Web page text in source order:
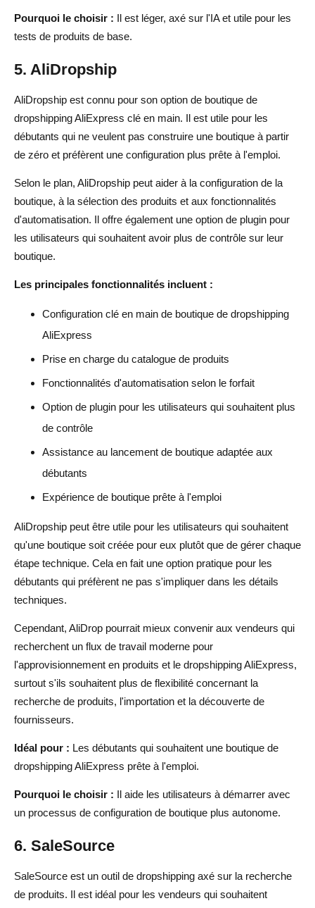
Pourquoi le choisir : Il est léger, axé sur l'IA et utile pour les
tests de produits de base.
5. AliDropship
AliDropship est connu pour son option de boutique de
dropshipping AliExpress clé en main. Il est utile pour les
débutants qui ne veulent pas construire une boutique à partir
de zéro et préfèrent une configuration plus prête à l'emploi.
Selon le plan, AliDropship peut aider à la configuration de la
boutique, à la sélection des produits et aux fonctionnalités
d'automatisation. Il offre également une option de plugin pour
les utilisateurs qui souhaitent avoir plus de contrôle sur leur
boutique.
Les principales fonctionnalités incluent :
Configuration clé en main de boutique de dropshipping
AliExpress
Prise en charge du catalogue de produits
Fonctionnalités d'automatisation selon le forfait
Option de plugin pour les utilisateurs qui souhaitent plus
de contrôle
Assistance au lancement de boutique adaptée aux
débutants
Expérience de boutique prête à l'emploi
AliDropship peut être utile pour les utilisateurs qui souhaitent
qu'une boutique soit créée pour eux plutôt que de gérer chaque
étape technique. Cela en fait une option pratique pour les
débutants qui préfèrent ne pas s'impliquer dans les détails
techniques.
Cependant, AliDrop pourrait mieux convenir aux vendeurs qui
recherchent un flux de travail moderne pour
l'approvisionnement en produits et le dropshipping AliExpress,
surtout s'ils souhaitent plus de flexibilité concernant la
recherche de produits, l'importation et la découverte de
fournisseurs.
Idéal pour : Les débutants qui souhaitent une boutique de
dropshipping AliExpress prête à l'emploi.
Pourquoi le choisir : Il aide les utilisateurs à démarrer avec
un processus de configuration de boutique plus autonome.
6. SaleSource
SaleSource est un outil de dropshipping axé sur la recherche
de produits. Il est idéal pour les vendeurs qui souhaitent